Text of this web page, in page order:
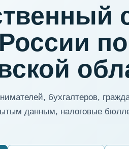
по
бухгалтеров,
данным, налоговые